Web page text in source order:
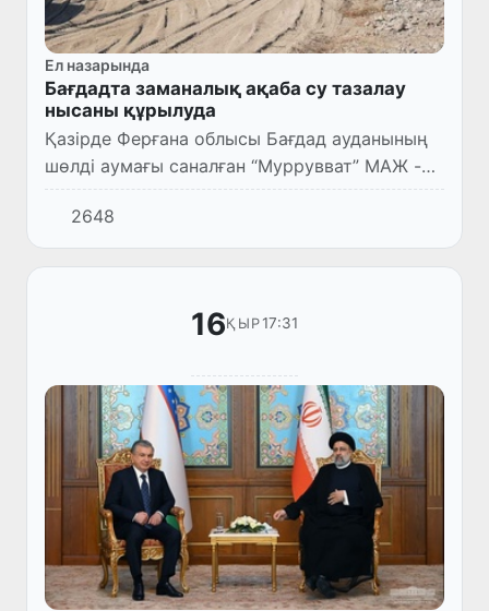
Ел назарында
Бағдадта заманалық ақаба су тазалау
нысаны құрылуда
Қазірде Ферғана облысы Бағдад ауданының
шөлді аумағы саналған “Муррувват” МАЖ -да
жаңа заманалық қалашық құру істері
аяқталуда.
2648
16ҚЫР17:31